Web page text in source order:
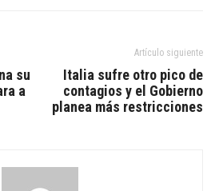
su
a
Artículo siguiente
Italia sufre otro pico de
contagios y el Gobierno
planea más restricciones